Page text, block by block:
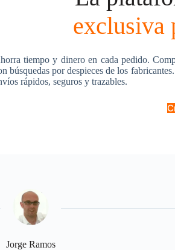
exclusiva
tiempo y dinero en cada pedido.
búsquedas por despieces de los
rápidos, seguros y trazables.
Jorge Ramos